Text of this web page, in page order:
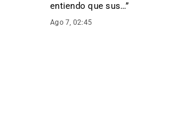
entiendo que sus…”
Ago 7, 02:45